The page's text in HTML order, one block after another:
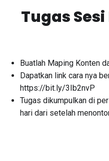
Tugas
Buatlah Maping Konten
Dapatkan link cara nya
https://bit.ly/3Ib2nvP
Tugas dikumpulkan di
hari dari setelah